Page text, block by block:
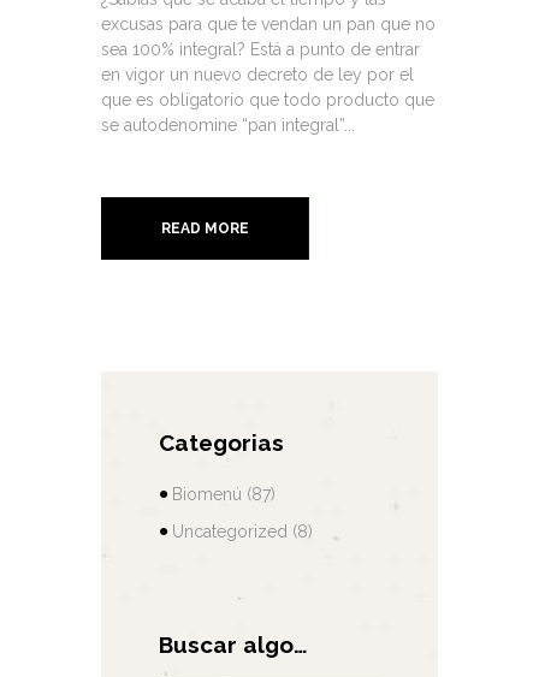
excusas para que te vendan un pan que no
sea 100% integral? Está a punto de entrar
en vigor un nuevo decreto de ley por el
que es obligatorio que todo producto que
se autodenomine “pan integral”...
READ MORE
Categorias
Biomenú(87)
Uncategorized(8)
Buscar algo…